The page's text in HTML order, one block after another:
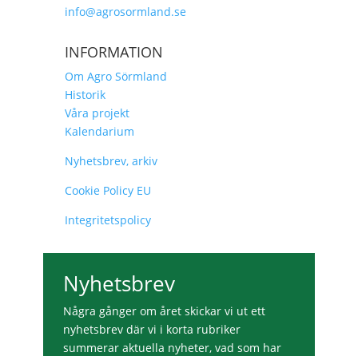
info@agrosormland.se
INFORMATION
Om Agro Sörmland
Historik
Våra projekt
Kalendarium
Nyhetsbrev, arkiv
Cookie Policy EU
Integritetspolicy
Nyhetsbrev
Några gånger om året skickar vi ut ett
nyhetsbrev där vi i korta rubriker
summerar aktuella nyheter, vad som har